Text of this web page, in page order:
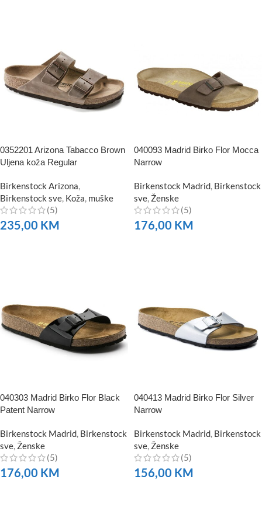
0352201 Arizona Tabacco Brown
Uljena koža Regular
Birkenstock Arizona,
Birkenstock sve, Koža, muške
(5)
235,00 KM
040093 Madrid Birko Flor Mocca
Narrow
Birkenstock Madrid, Birkenstock
sve, Ženske
(5)
176,00 KM
040303 Madrid Birko Flor Black
Patent Narrow
Birkenstock Madrid, Birkenstock
sve, Ženske
(5)
176,00 KM
040413 Madrid Birko Flor Silver
Narrow
Birkenstock Madrid, Birkenstock
sve, Ženske
(5)
156,00 KM